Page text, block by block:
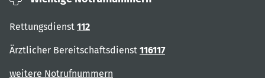
Rettungsdienst 112
Ärztlicher Bereitschaftsdienst 116117
weitere Notrufnummern